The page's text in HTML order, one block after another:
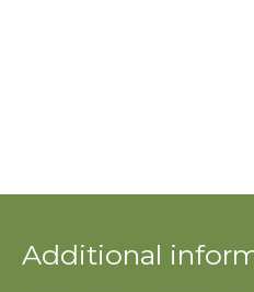
Additional